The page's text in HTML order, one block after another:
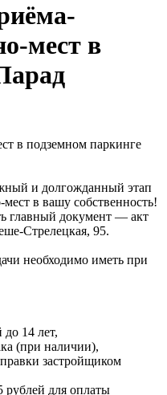
мест в
в подземном паркинге
и долгожданный этап
в вашу собственность!
главный документ — акт
Стрелецкая, 95.
необходимо иметь при
до 14 лет,
(при наличии),
застройщиком
рублей для оплаты